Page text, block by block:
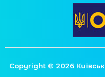
Copyright © 2026